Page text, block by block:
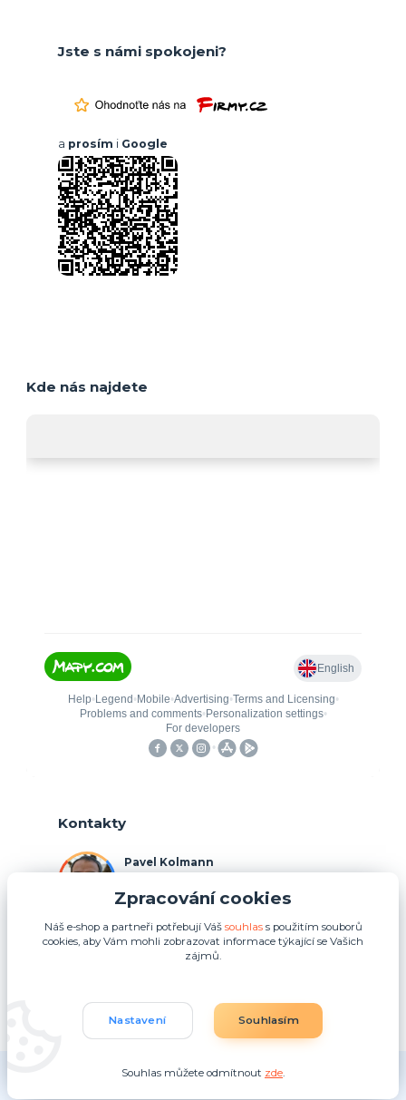
Jste s námi spokojeni?
a prosím i Google
Kde nás najdete
Kontakty
Pavel Kolmann
(Po-Ne, 8:00-17:00 hod.)
p.kolmann@coolplays.cz
Eshop-rychle.cz
Zpracování cookies
Náš e-shop a partneři potřebují Váš souhlass použitím souborů
cookies, aby Vám mohli zobrazovat informace týkající se Vašich
zájmů.
Nastavení Souhlasím
Souhlas můžete odmítnout zde.